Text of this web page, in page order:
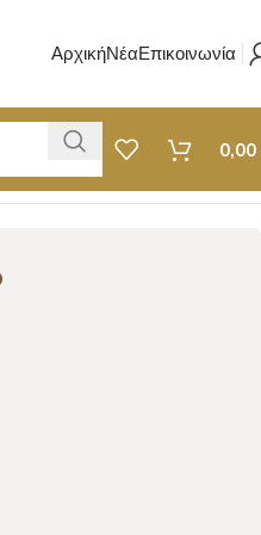
ΑρχικήΝέαΕπικοινωνία
0,00